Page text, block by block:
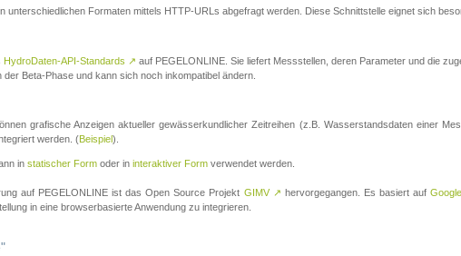
unterschiedlichen Formaten mittels HTTP-URLs abgefragt werden. Diese Schnittstelle eignet sich
HydroDaten-API-Standards ↗ auf PEGELONLINE. Sie liefert Messstellen, deren Parameter und die
Beta-Phase und kann sich noch inkompatibel ändern.
grafische Anzeigen aktueller gewässerkundlicher Zeitreihen (z.B. Wasserstandsdaten einer
werden. (Beispiel).
in statischer Form oder in interaktiver Form verwendet werden.
auf PEGELONLINE ist das Open Source Projekt GIMV ↗ hervorgegangen. Es basiert auf
in eine browserbasierte Anwendung zu integrieren.